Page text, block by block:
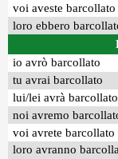
voi aveste barcollato
loro ebbero
io avrò barcollato
tu avrai barcollato
lui/lei avrà barcollato
noi avremo
voi avrete barcollato
loro avranno